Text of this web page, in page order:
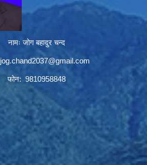
नामः जोग बहादुर चन्द
jog.chand2037@gmail.com
फोन: 9810958848